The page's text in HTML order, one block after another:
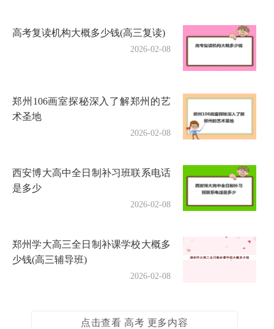
高考复读机构大概多少钱(高三复读)
2026-02-08
郑州106画室探秘深入了解郑州的艺
术圣地
2026-02-08
西安博大高中全日制补习班联系电话
是多少
2026-02-08
郑州学大高三全日制补课学校大概多
少钱(高三辅导班)
2026-02-08
点击查看 高考 更多内容